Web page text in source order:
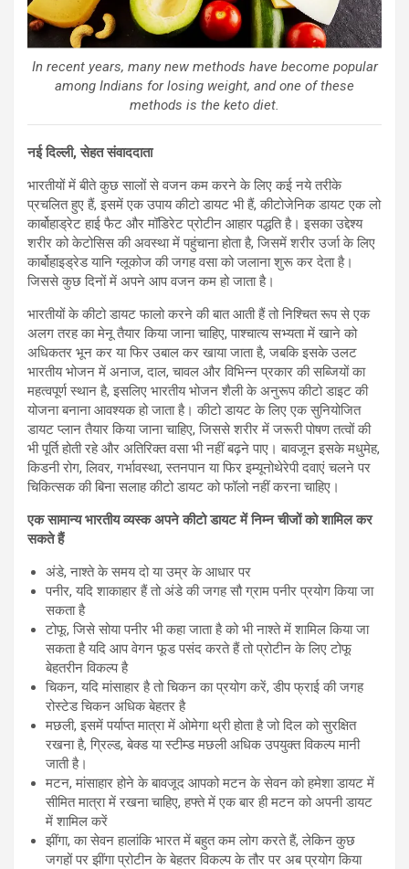
In recent years, many new methods have become popular
among Indians for losing weight, and one of these
methods is the keto diet.
नई दिल्ली, सेहत संवाददाता
भारतीयों में बीते कुछ सालों से वजन कम करने के लिए कई नये तरीके
प्रचलित हुए हैं, इसमें एक उपाय कीटो डायट भी हैं, कीटोजेनिक डायट एक लो
कार्बोहाड्रेट हाई फैट और मॉडिरेट प्रोटीन आहार पद्धति है। इसका उद्देश्य
शरीर को केटोसिस की अवस्था में पहुंचाना होता है, जिसमें शरीर उर्जा के लिए
कार्बोहाइड्रेड यानि ग्लूकोज की जगह वसा को जलाना शुरू कर देता है।
जिससे कुछ दिनों में अपने आप वजन कम हो जाता है।
भारतीयों के कीटो डायट फालो करने की बात आती हैं तो निश्चित रूप से एक
अलग तरह का मेनू तैयार किया जाना चाहिए, पाश्चात्य सभ्यता में खाने को
अधिकतर भून कर या फिर उबाल कर खाया जाता है, जबकि इसके उलट
भारतीय भोजन में अनाज, दाल, चावल और विभिन्न प्रकार की सब्जियों का
महत्वपूर्ण स्थान है, इसलिए भारतीय भोजन शैली के अनुरूप कीटो डाइट की
योजना बनाना आवश्यक हो जाता है। कीटो डायट के लिए एक सुनियोजित
डायट प्लान तैयार किया जाना चाहिए, जिससे शरीर में जरूरी पोषण तत्वों की
भी पूर्ति होती रहे और अतिरिक्त वसा भी नहीं बढ़ने पाए। बावजून इसके मधुमेह,
किडनी रोग, लिवर, गर्भावस्था, स्तनपान या फिर इम्यूनोथेरेपी दवाएं चलने पर
चिकित्सक की बिना सलाह कीटो डायट को फॉलो नहीं करना चाहिए।
एक सामान्य भारतीय व्यस्क अपने कीटो डायट में निम्न चीजों को शामिल कर
सकते हैं
अंडे, नाश्ते के समय दो या उम्र के आधार पर
पनीर, यदि शाकाहार हैं तो अंडे की जगह सौ ग्राम पनीर प्रयोग किया जा
सकता है
टोफू, जिसे सोया पनीर भी कहा जाता है को भी नाश्ते में शामिल किया जा
सकता है यदि आप वेगन फूड पसंद करते हैं तो प्रोटीन के लिए टोफू
बेहतरीन विकल्प है
चिकन, यदि मांसाहार है तो चिकन का प्रयोग करें, डीप फ्राई की जगह
रोस्टेड चिकन अधिक बेहतर है
मछली, इसमें पर्याप्त मात्रा में ओमेगा थ्री होता है जो दिल को सुरक्षित
रखना है, ग्रिल्ड, बेक्ड या स्टीम्ड मछली अधिक उपयुक्त विकल्प मानी
जाती है।
मटन, मांसाहार होने के बावजूद आपको मटन के सेवन को हमेशा डायट में
सीमित मात्रा में रखना चाहिए, हफ्ते में एक बार ही मटन को अपनी डायट
में शामिल करें
झींगा, का सेवन हालांकि भारत में बहुत कम लोग करते हैं, लेकिन कुछ
जगहों पर झींगा प्रोटीन के बेहतर विकल्प के तौर पर अब प्रयोग किया